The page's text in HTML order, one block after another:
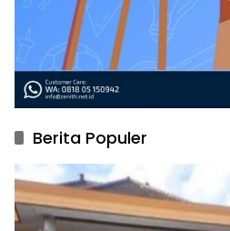
Berita Populer